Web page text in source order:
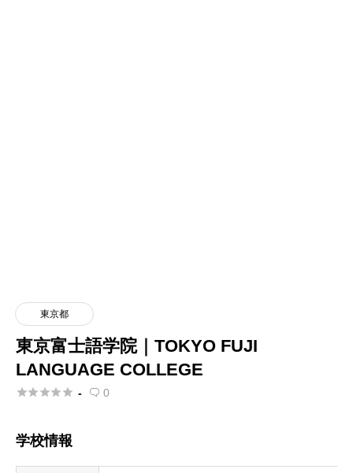
東京都
東京富士語学院｜TOKYO FUJI
LANGUAGE COLLEGE
 -  0
学校情報